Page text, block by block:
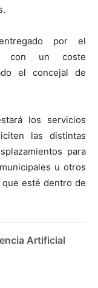
por el
con un coste
el concejal de
los servicios
las distintas
para
u otros
esté dentro de
Artificial